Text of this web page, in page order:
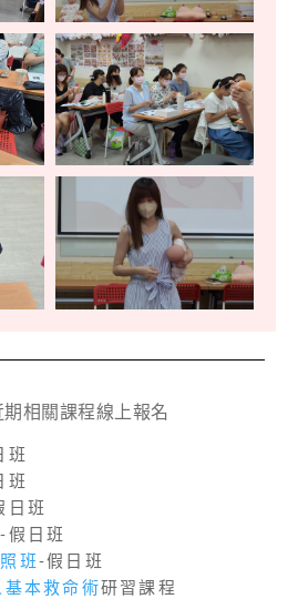
期相關課程線上報名
班
班
日班
-假日班
班-假日班
本救命術研習課程